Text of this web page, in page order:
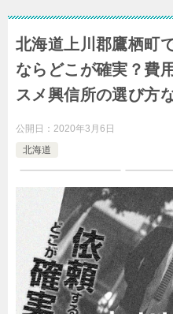
北海道上川郡鷹栖町
ならどこが確実？費
スメ興信所の選び方
公開日： 2020年3月6日
北海道